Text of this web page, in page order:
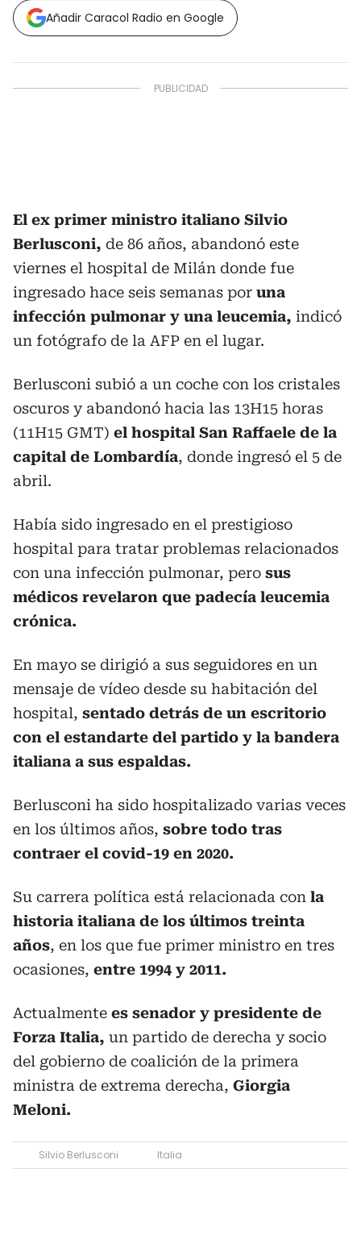
Añadir Caracol Radio en Google
El ex primer ministro italiano Silvio
Berlusconi, de 86 años, abandonó este
viernes el hospital de Milán donde fue
ingresado hace seis semanas por una
infección pulmonar y una leucemia, indicó
un fotógrafo de la AFP en el lugar.
Berlusconi subió a un coche con los cristales
oscuros y abandonó hacia las 13H15 horas
(11H15 GMT) el hospital San Raffaele de la
capital de Lombardía, donde ingresó el 5 de
abril.
Había sido ingresado en el prestigioso
hospital para tratar problemas relacionados
con una infección pulmonar, pero sus
médicos revelaron que padecía leucemia
crónica.
En mayo se dirigió a sus seguidores en un
mensaje de vídeo desde su habitación del
hospital, sentado detrás de un escritorio
con el estandarte del partido y la bandera
italiana a sus espaldas.
Berlusconi ha sido hospitalizado varias veces
en los últimos años, sobre todo tras
contraer el covid-19 en 2020.
Su carrera política está relacionada con la
historia italiana de los últimos treinta
años, en los que fue primer ministro en tres
ocasiones, entre 1994 y 2011.
Actualmente es senador y presidente de
Forza Italia, un partido de derecha y socio
del gobierno de coalición de la primera
ministra de extrema derecha, Giorgia
Meloni.
Silvio Berlusconi Italia